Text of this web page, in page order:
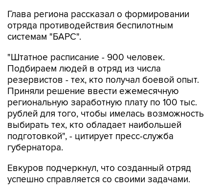
Глава региона рассказал о формировании
отряда противодействия беспилотным
системам "БАРС".
"Штатное расписание - 900 человек.
Подбираем людей в отряд из числа
резервистов - тех, кто получал боевой опыт.
Приняли решение ввести ежемесячную
региональную заработную плату по 100 тыс.
рублей для того, чтобы имелась возможность
выбирать тех, кто обладает наибольшей
подготовкой", - цитирует пресс-служба
губернатора.
Евкуров подчеркнул, что созданный отряд
успешно справляется со своими задачами.